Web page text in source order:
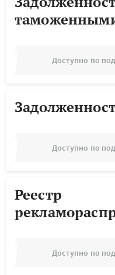
Доступно по
Доступно по
Реестр
Доступно по